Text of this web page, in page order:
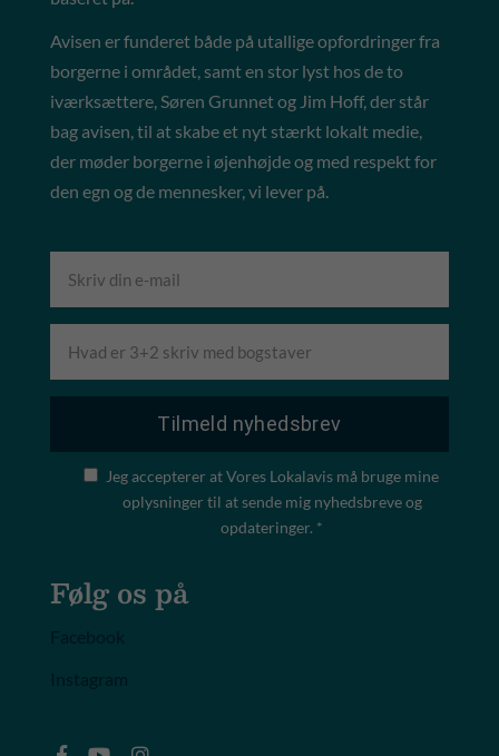
Avisen er funderet både på utallige opfordringer fra
borgerne i området, samt en stor lyst hos de to
iværksættere, Søren Grunnet og Jim Hoff, der står
bag avisen, til at skabe et nyt stærkt lokalt medie,
der møder borgerne i øjenhøjde og med respekt for
den egn og de mennesker, vi lever på.
Jeg accepterer at Vores Lokalavis må bruge mine
oplysninger til at sende mig nyhedsbreve og
opdateringer. *
Følg os på